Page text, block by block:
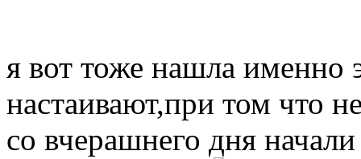
я вот тоже нашла именно
настаивают,при том что
со вчерашнего дня